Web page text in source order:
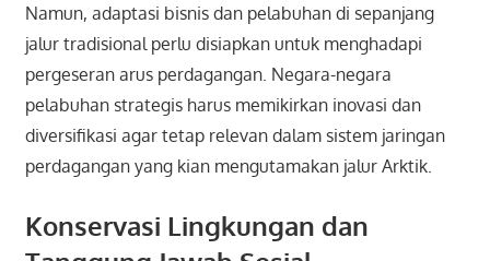
Namun, adaptasi bisnis dan pelabuhan di sepanjang
jalur tradisional perlu disiapkan untuk menghadapi
pergeseran arus perdagangan. Negara-negara
pelabuhan strategis harus memikirkan inovasi dan
diversifikasi agar tetap relevan dalam sistem jaringan
perdagangan yang kian mengutamakan jalur Arktik.
Konservasi Lingkungan dan